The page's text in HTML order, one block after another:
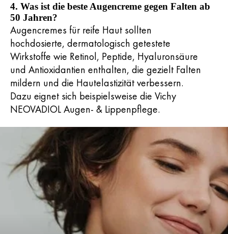
4. Was ist die beste Augencreme gegen Falten ab
50 Jahren?
Augencremes für reife Haut sollten
hochdosierte, dermatologisch getestete
Wirkstoffe wie Retinol, Peptide, Hyaluronsäure
und Antioxidantien enthalten, die gezielt Falten
mildern und die Hautelastizität verbessern.
Dazu eignet sich beispielsweise die Vichy
NEOVADIOL Augen- & Lippenpflege.